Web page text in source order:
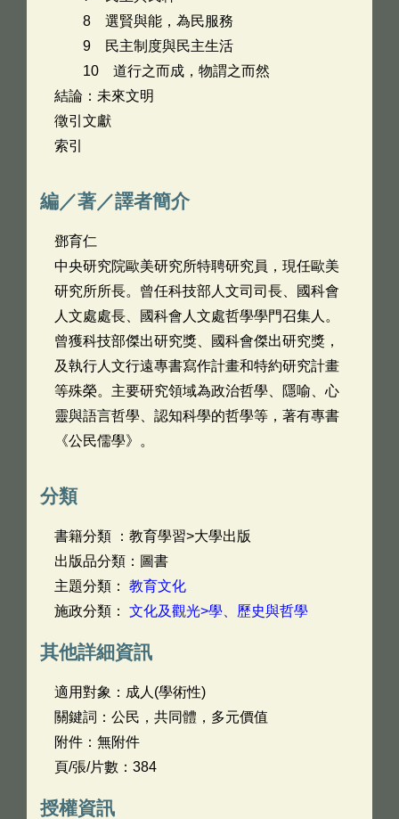
8 選賢與能，為民服務
9 民主制度與民主生活
10 道行之而成，物謂之而然
結論：未來文明
徵引文獻
索引
編／著／譯者簡介
鄧育仁
中央研究院歐美研究所特聘研究員，現任歐美
研究所所長。曾任科技部人文司司長、國科會
人文處處長、國科會人文處哲學學門召集人。
曾獲科技部傑出研究獎、國科會傑出研究獎，
及執行人文行遠專書寫作計畫和特約研究計畫
等殊榮。主要研究領域為政治哲學、隱喻、心
靈與語言哲學、認知科學的哲學等，著有專書
《公民儒學》。
分類
書籍分類 ：教育學習>大學出版
出版品分類：圖書
主題分類： 教育文化
施政分類： 文化及觀光>學、歷史與哲學
其他詳細資訊
適用對象：成人(學術性)
關鍵詞：公民，共同體，多元價值
附件：無附件
頁/張/片數：384
授權資訊